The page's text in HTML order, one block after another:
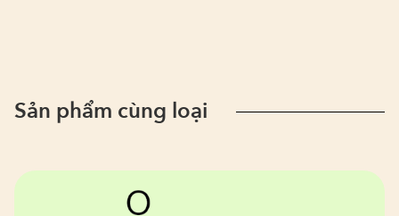
Sản phẩm cùng loại